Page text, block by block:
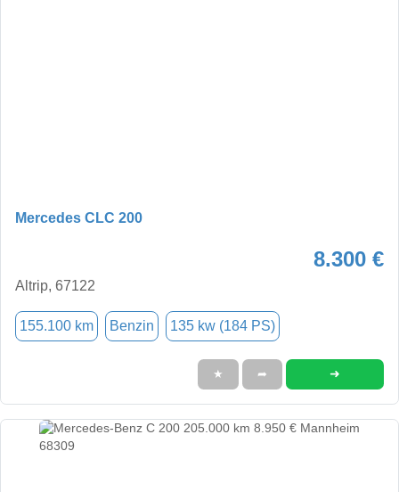
Mercedes CLC 200
8.300 €
Altrip, 67122
155.100 km Benzin 135 kw (184 PS)
★ ➦ ➜